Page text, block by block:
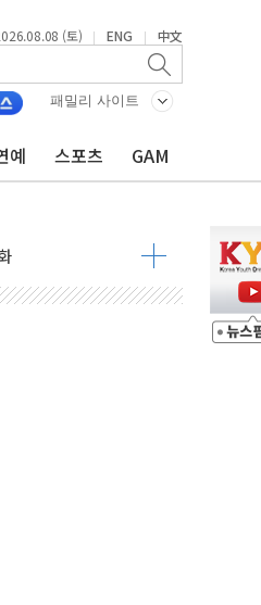
(토) | ENG | 中文
패밀리 사이트
예 스포츠 GAM
나흘 연속 최고치